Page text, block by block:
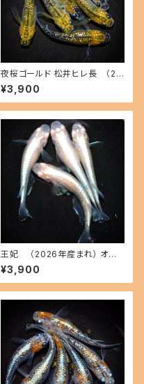
夜桜ゴールド 松井ヒレ長 （20
26年産まれ） オス3 メス3(現物
出品) ikahoff C-0728-5146
2-a
¥3,900
王妃 （2026年産まれ） オス2
メス2(現物出品) ikahoff C-0
721-51382-a
¥3,900